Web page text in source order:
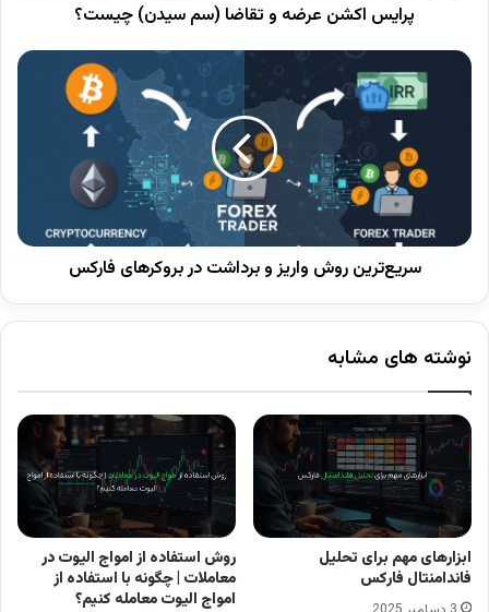
چگونه یک حساب آزمایشی باز کنیم؟
27 فوریه 2025
برخلاف برخی روش‌های مدرن مثل پرایس اکشن یا
سبک‌های الگوریتمی، تحلیل کلاسیک وابستگی زیادی
به ابزارهای گرافیکی ساده دارد. با این حال، همان‌طور
که در مقالهتحلیل تکنیکال چیستتوضیح داده شده،
این روش به‌عنوان پایه اصلی تمام تحلیل‌های تکنیکال
شناخته می‌شود و بدون یادگیری آن، درک مفاهیم
مدرن بسیار دشوار خواهد بود.
اصول پایه تحلیل تکنیکال کلاسیک
تحلیل تکنیکال کلاسیک بر چند اصل اساسی استوار
است:
پرایس اکشن عرضه و تقاضا (سم سیدن) چیست؟
سریع‌ترین روش واریز و برداشت در بروکرهای فارکس
نوشته های مشابه
ابزارهای مهم برای تحلیل
فاندامنتال فارکس
روش استفاده از امواج الیوت در
معاملات | چگونه با استفاده از
امواج الیوت معامله کنیم؟